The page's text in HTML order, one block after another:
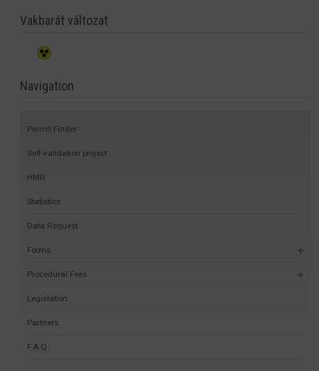
Vakbarát változat
Navigation
Permit Finder
Self-validation project
HMR
Statistics
Data Request
Forms
Procedural Fees
Legislation
Partners
F.A.Q.